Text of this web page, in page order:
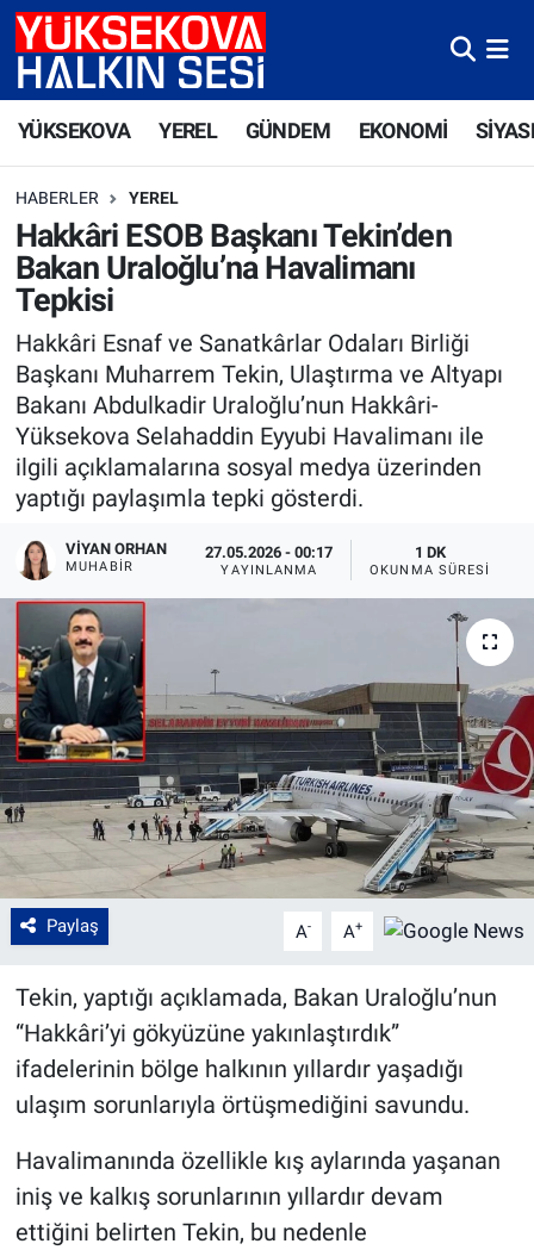
YÜKSEKOVA YEREL GÜNDEM EKONOMİ
HABERLER YEREL
Hakkâri ESOB Başkanı Tekin’den
Bakan Uraloğlu’na Havalimanı
Tepkisi
Hakkâri Esnaf ve Sanatkârlar Odaları Birliği
Başkanı Muharrem Tekin, Ulaştırma ve Altyapı
Bakanı Abdulkadir Uraloğlu’nun Hakkâri-
Yüksekova Selahaddin Eyyubi Havalimanı ile
ilgili açıklamalarına sosyal medya üzerinden
yaptığı paylaşımla tepki gösterdi.
VIYAN ORHAN
MUHABIR
27.05.2026 - 00:17
YAYINLANMA
1 DK
OKUNMA SÜRESI
Paylaş A- A+
Tekin, yaptığı açıklamada, Bakan Uraloğlu’nun
“Hakkâri’yi gökyüzüne yakınlaştırdık”
ifadelerinin bölge halkının yıllardır yaşadığı
ulaşım sorunlarıyla örtüşmediğini savundu.
Havalimanında özellikle kış aylarında yaşanan
iniş ve kalkış sorunlarının yıllardır devam
ettiğini belirten Tekin, bu nedenle
Yüksekova Nöbetçi Eczaneler
Süper Lig Puan Durumu ve Fikstür
Tüm Manşetler
Son Dakika Haberleri
Haber Arşivi